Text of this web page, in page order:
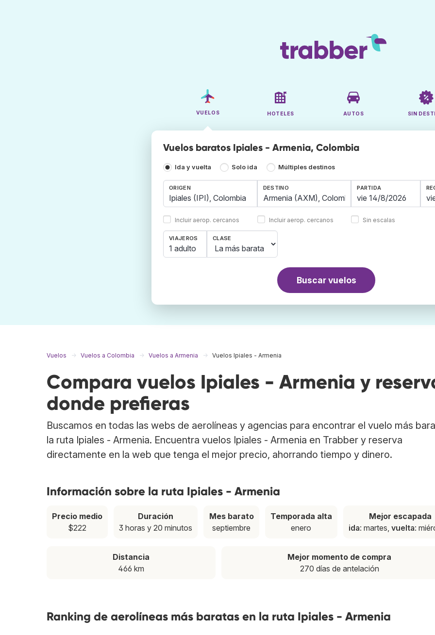
VUELOS HOTELES AUTOS SIN
Vuelos baratos Ipiales - Armenia, Colombia
Ida y vuelta Solo ida Múltiples destinos
ORIGEN
Incluir aerop. cercanos
DESTINO
Incluir aerop. cercanos
PARTIDA
Sin escalas
VIAJEROS
1 adulto
CLASE
Buscar vuelos
Vuelos Vuelos a Colombia Vuelos a Armenia Vuelos Ipiales - Armenia
Compara vuelos Ipiales - Armenia y
donde prefieras
Buscamos en todas las webs de aerolíneas y agencias para encontrar el vuelo más
la ruta Ipiales - Armenia. Encuentra vuelos Ipiales - Armenia en Trabber y reserva
directamente en la web que tenga el mejor precio, ahorrando tiempo y dinero.
Información sobre la ruta Ipiales - Armenia
Precio medio
$222
Duración
3 horas y 20 minutos
Mes barato
septiembre
Temporada alta
enero
Mejor escapada
ida: martes, vuelta:
Distancia
466 km
Mejor momento de compra
270 días de antelación
Ranking de aerolíneas más baratas en la ruta Ipiales - Armenia